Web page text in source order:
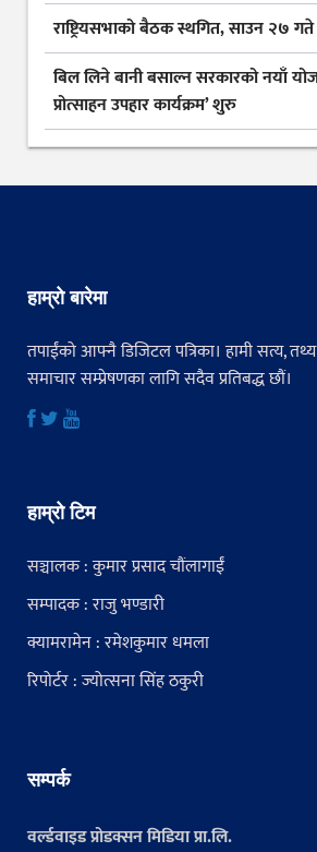
राष्ट्रियसभाको बैठक स्थगित, साउन २७
बिल लिने बानी बसाल्न सरकारको नयाँ
प्रोत्साहन उपहार कार्यक्रम’ शुरु
हाम्रो बारेमा
तपाईंको आफ्नै डिजिटल पत्रिका। हामी सत्य, तथ्य
समाचार सम्प्रेषणका लागि सदैव प्रतिबद्ध छौं।
हाम्रो टिम
सञ्चालक : कुमार प्रसाद चौंलागाईं
सम्पादक : राजु भण्डारी
क्यामरामेन : रमेशकुमार धमला
रिपोर्टर : ज्योत्सना सिंह ठकुरी
सम्पर्क
वर्ल्डवाइड प्रोडक्सन मिडिया प्रा.लि.